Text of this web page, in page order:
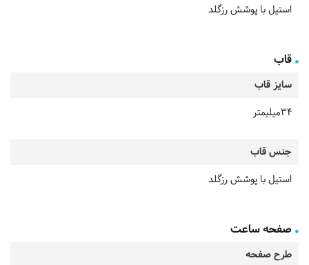
استیل با پوشش رزگلد
قاب
سایز قاب
34میلیمتر
جنس قاب
استیل با پوشش رزگلد
صفحه ساعت
طرح صفحه